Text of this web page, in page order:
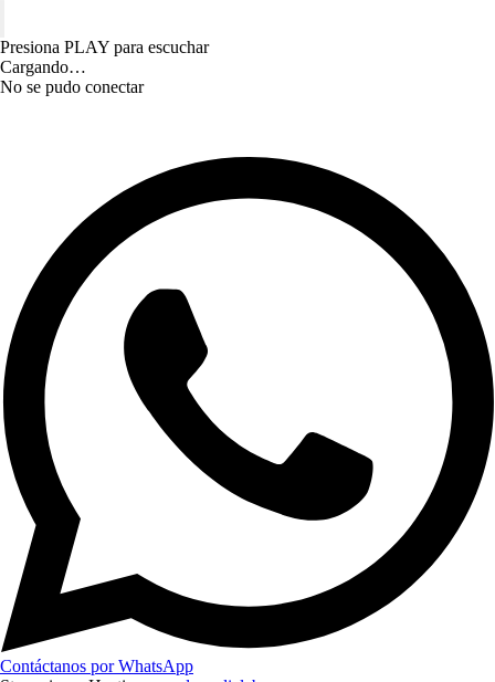
Presiona PLAY para escuchar
Cargando…
No se pudo conectar
Contáctanos por WhatsApp